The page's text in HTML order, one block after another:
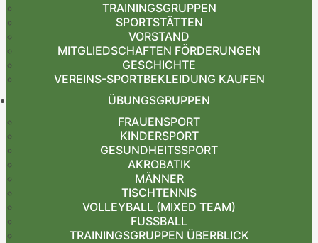
TRAININGSGRUPPEN
SPORTSTÄTTEN
VORSTAND
MITGLIEDSCHAFTEN FÖRDERUNGEN
GESCHICHTE
VEREINS-SPORTBEKLEIDUNG KAUFEN
ÜBUNGSGRUPPEN
FRAUENSPORT
KINDERSPORT
GESUNDHEITSSPORT
AKROBATIK
MÄNNER
TISCHTENNIS
VOLLEYBALL (MIXED TEAM)
FUSSBALL
TRAININGSGRUPPEN ÜBERBLICK